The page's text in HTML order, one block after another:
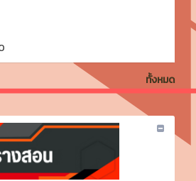
ทั้งหมด